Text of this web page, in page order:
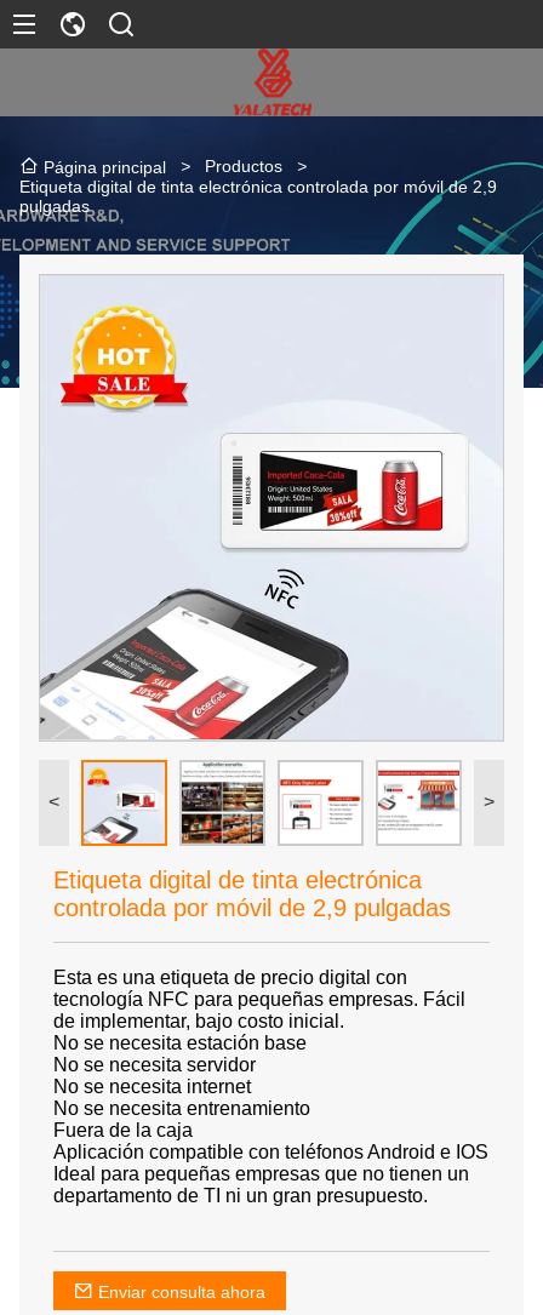
Página principal > Productos
>
Etiqueta digital de tinta electrónica controlada por móvil de 2,9
pulgadas
< >
Etiqueta digital de tinta electrónica
controlada por móvil de 2,9 pulgadas
Esta es una etiqueta de precio digital con
tecnología NFC para pequeñas empresas. Fácil
de implementar, bajo costo inicial.
No se necesita estación base
No se necesita servidor
No se necesita internet
No se necesita entrenamiento
Fuera de la caja
Aplicación compatible con teléfonos Android e IOS
Ideal para pequeñas empresas que no tienen un
departamento de TI ni un gran presupuesto.
Enviar consulta ahora